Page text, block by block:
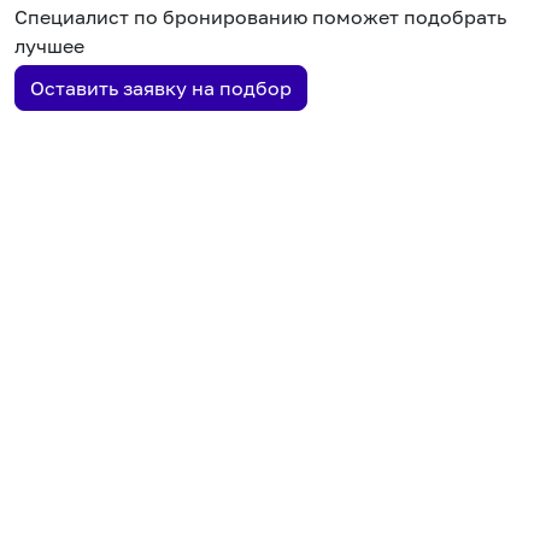
Специалист по бронированию поможет подобрать
лучшее
Оставить заявку на подбор